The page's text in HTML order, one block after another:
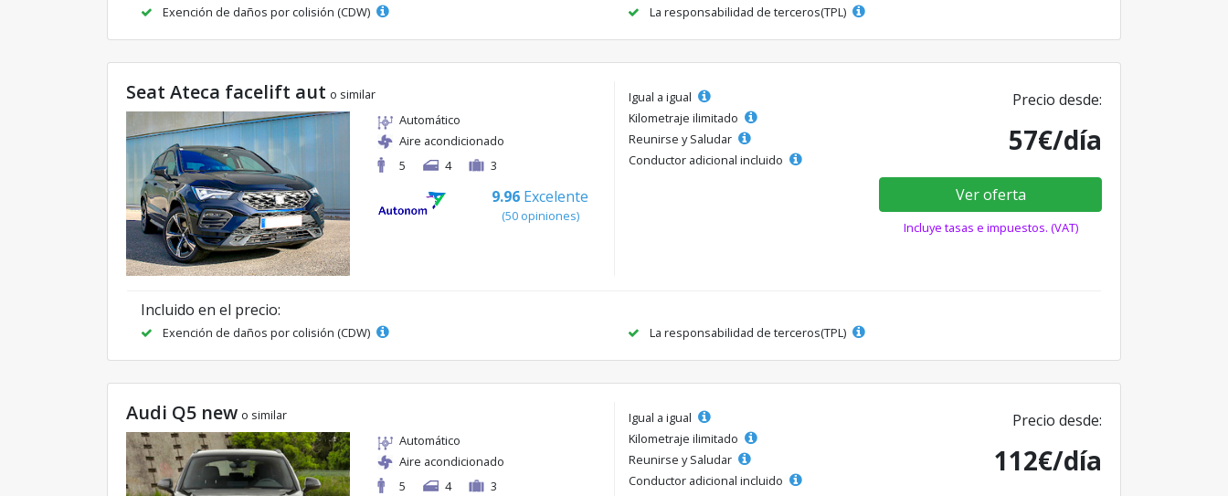
Exención de daños por colisión (CDW) La responsabilidad de terceros(TPL)
Seat Ateca facelift aut o similar
Automático
Aire acondicionado
5
4 3
9.96 Excelente
(50 opiniones)
Igual a igual
Kilometraje ilimitado
Reunirse y Saludar
Conductor adicional incluido
Precio desde:
57€/día
Ver oferta
Incluye tasas e impuestos. (VAT)
Incluido en el precio:
Exención de daños por colisión (CDW) La responsabilidad de terceros(TPL)
Audi Q5 new o similar
Automático
Aire acondicionado
5
4 3
Igual a igual
Kilometraje ilimitado
Reunirse y Saludar
Conductor adicional incluido
Precio desde:
112€/día